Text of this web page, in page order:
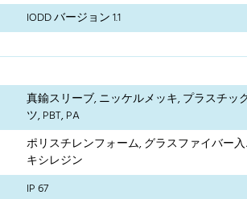
IODD バージョン 1.1
真鍮スリーブ, ニッケルメッキ, プラスチッ
ツ, PBT, PA
ポリスチレンフォーム, グラスファイバー
キシレジン
IP 67